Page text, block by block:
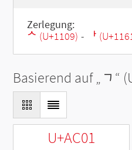
Zerlegung:
ᄉ (U+1109) - ᅡ
Basierend auf „ ᆨ “
U+AC01